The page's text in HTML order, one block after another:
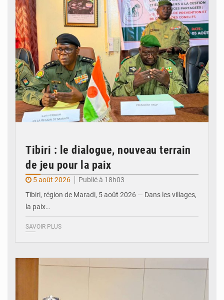
Tibiri : le dialogue, nouveau terrain
de jeu pour la paix
5 août 2026
Publié à 18h03
Tibiri, région de Maradi, 5 août 2026 — Dans les villages,
la paix…
SAVOIR PLUS